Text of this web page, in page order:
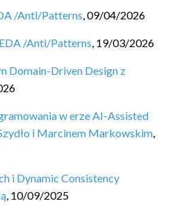
/Anti/Patterns,09/04/2026
/Anti/Patterns, 19/03/2026
Domain-Driven Design z
w erze AI-Assisted
i Marcinem Markowskim,
i Dynamic Consistency
, 10/09/2025